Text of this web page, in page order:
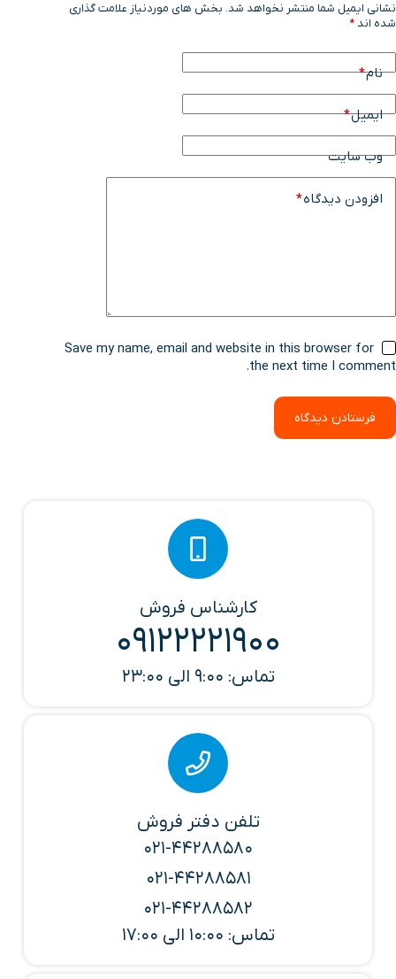
نشانی ایمیل شما منتشر نخواهد شد. بخش های موردنیاز علامت گذاری
شده اند*
نام*
ایمیل*
وب سایت
افزودن دیدگاه*
Save my name, email and website in this browser for
the next time I comment.
فرستادن دیدگاه
کارشناس فروش
09122221900
تماس: 9:00 الی 23:00
تلفن دفتر فروش
021-44288580
021-44288581
021-44288582
تماس: 10:00 الی 17:00